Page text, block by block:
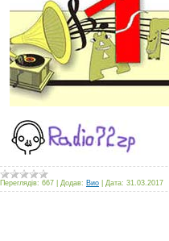
Переглядів: 667 Додав: Вио Дата: 31.03.2017